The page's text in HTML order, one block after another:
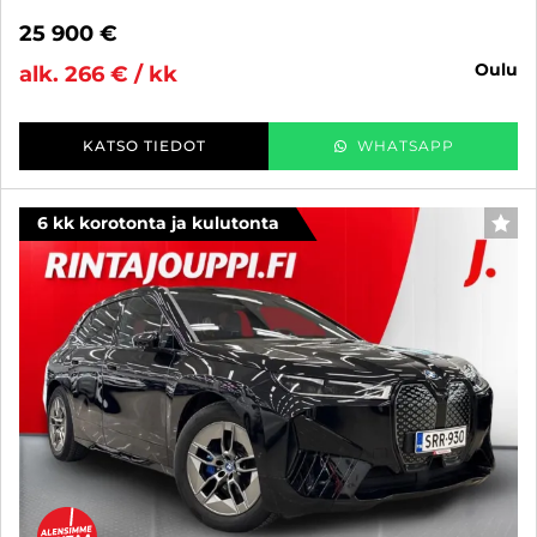
25 900 €
alk. 266 € / kk
oulu
KATSO TIEDOT WHATSAPP
6 kk korotonta ja kulutonta